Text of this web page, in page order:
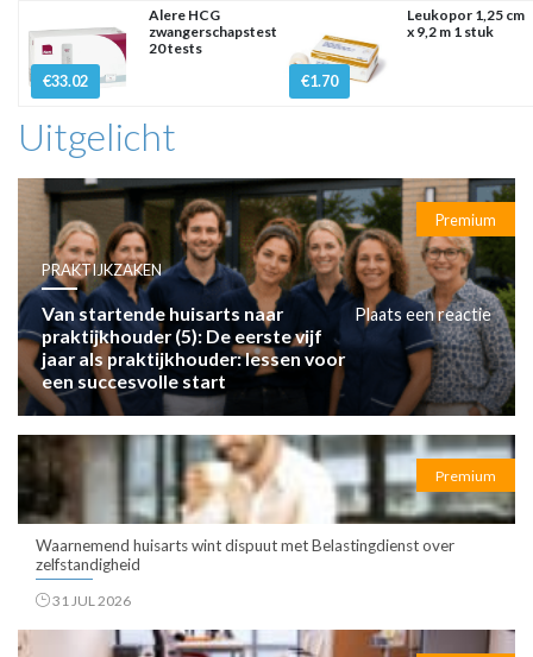
€33.02
Alere HCG
zwangerschapstest
20 tests
€1.70
Leukopor 1,25 cm
x 9,2 m 1 stuk
Uitgelicht
Premium
PRAKTIJKZAKEN
Van startende huisarts naar
praktijkhouder (5): De eerste vijf
jaar als praktijkhouder: lessen voor
een succesvolle start
Plaats een reactie
Premium
Waarnemend huisarts wint dispuut met Belastingdienst over
zelfstandigheid
31 JUL 2026